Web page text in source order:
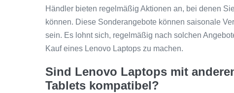
Händler bieten regelmäßig Aktionen an, bei denen
können. Diese Sonderangebote können saisonale
sein. Es lohnt sich, regelmäßig nach solchen
Kauf eines Lenovo Laptops zu machen.
Sind Lenovo Laptops mit
Tablets kompatibel?